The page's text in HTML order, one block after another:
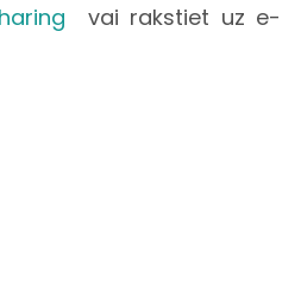
vai rakstiet uz e-